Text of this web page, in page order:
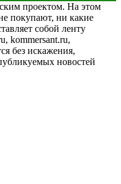
проектом. На этом
покупают, ни какие
собой ленту
kommersant.ru,
без искажения,
новостей